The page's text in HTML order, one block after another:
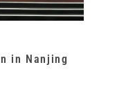
in Nanjing